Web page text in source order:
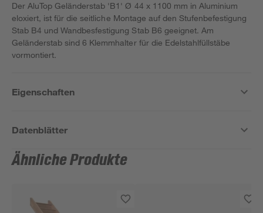
Der AluTop Geländerstab 'B1' Ø 44 x 1100 mm in Aluminium
eloxiert, ist für die seitliche Montage auf den Stufenbefestigung
Stab B4 und Wandbesfestigung Stab B6 geeignet. Am
Geländerstab sind 6 Klemmhalter für die Edelstahlfüllstäbe
vormontiert.
Eigenschaften
Datenblätter
Ähnliche Produkte